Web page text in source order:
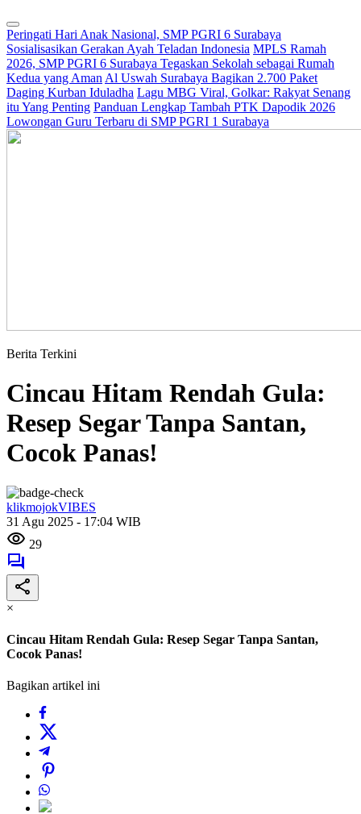
Peringati Hari Anak Nasional, SMP PGRI 6 Surabaya
Sosialisasikan Gerakan Ayah Teladan Indonesia MPLS Ramah
2026, SMP PGRI 6 Surabaya Tegaskan Sekolah sebagai Rumah
Kedua yang Aman Al Uswah Surabaya Bagikan 2.700 Paket
Daging Kurban Iduladha Lagu MBG Viral, Golkar: Rakyat Senang
itu Yang Penting Panduan Lengkap Tambah PTK Dapodik 2026
Lowongan Guru Terbaru di SMP PGRI 1 Surabaya
Berita Terkini
Cincau Hitam Rendah Gula:
Resep Segar Tanpa Santan,
Cocok Panas!
klikmojokVIBES
31 Agu 2025 - 17:04 WIB
29
×
Cincau Hitam Rendah Gula: Resep Segar Tanpa Santan,
Cocok Panas!
Bagikan artikel ini